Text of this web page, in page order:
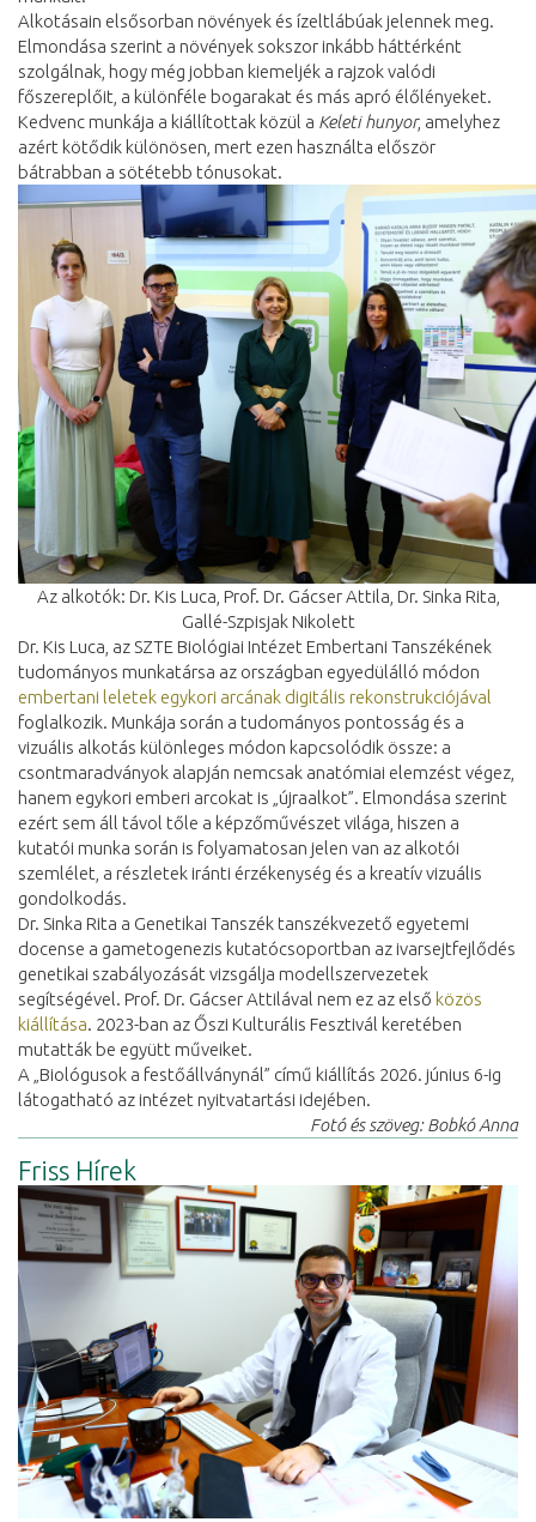
Alkotásain elsősorban növények és ízeltlábúak jelennek meg.
Elmondása szerint a növények sokszor inkább háttérként
szolgálnak, hogy még jobban kiemeljék a rajzok valódi
főszereplőit, a különféle bogarakat és más apró élőlényeket.
Kedvenc munkája a kiállítottak közül a Keleti hunyor, amelyhez
azért kötődik különösen, mert ezen használta először
bátrabban a sötétebb tónusokat.
Az alkotók: Dr. Kis Luca, Prof. Dr. Gácser Attila, Dr. Sinka Rita,
Gallé-Szpisjak Nikolett
Dr. Kis Luca, az SZTE Biológiai Intézet Embertani Tanszékének
tudományos munkatársa az országban egyedülálló módon
embertani leletek egykori arcának digitális rekonstrukciójával
foglalkozik. Munkája során a tudományos pontosság és a
vizuális alkotás különleges módon kapcsolódik össze: a
csontmaradványok alapján nemcsak anatómiai elemzést végez,
hanem egykori emberi arcokat is „újraalkot”. Elmondása szerint
ezért sem áll távol tőle a képzőművészet világa, hiszen a
kutatói munka során is folyamatosan jelen van az alkotói
szemlélet, a részletek iránti érzékenység és a kreatív vizuális
gondolkodás.
Dr. Sinka Rita a Genetikai Tanszék tanszékvezető egyetemi
docense a gametogenezis kutatócsoportban az ivarsejtfejlődés
genetikai szabályozását vizsgálja modellszervezetek
segítségével. Prof. Dr. Gácser Attilával nem ez az első közös
kiállítása. 2023-ban az Őszi Kulturális Fesztivál keretében
mutatták be együtt műveiket.
A „Biológusok a festőállványnál” című kiállítás 2026. június 6-ig
látogatható az intézet nyitvatartási idejében.
Fotó és szöveg: Bobkó Anna
Friss Hírek